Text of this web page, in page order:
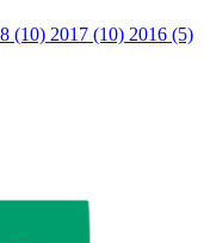
(10) 2017 (10) 2016 (5)